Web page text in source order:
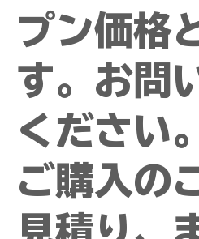
プン価格
す。お問
ください。
ご購入の
見積り、